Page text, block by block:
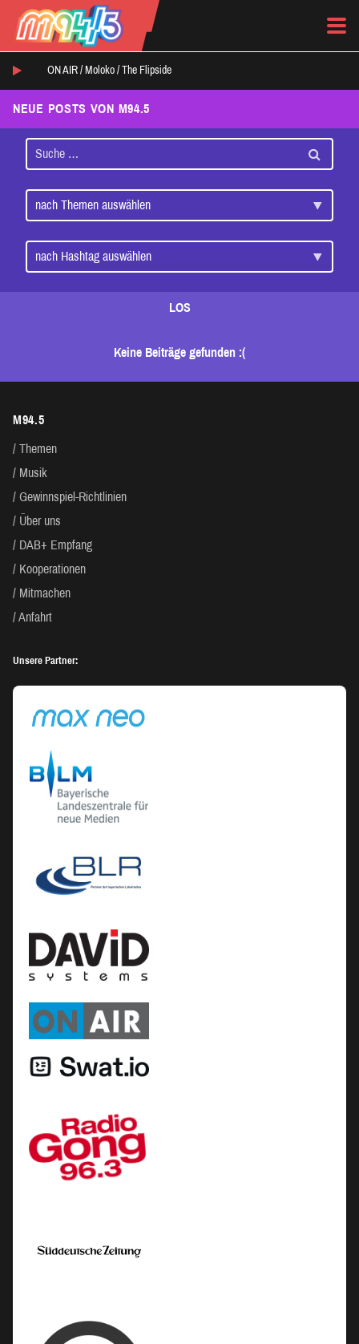
ON AIR / Moloko / The Flipside
NEUE POSTS VON M94.5
LOS
Keine Beiträge gefunden :(
M94.5
Themen
Musik
Gewinnspiel-Richtlinien
Über uns
DAB+ Empfang
Kooperationen
Mitmachen
Anfahrt
Unsere Partner: